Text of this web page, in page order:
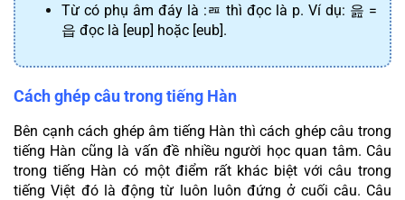
Từ có phụ âm đáy là :ㄿ thì đọc là p. Ví dụ: 읊
읍 đọc là [eup] hoặc [eub].
Cách ghép câu trong tiếng Hàn
Bên cạnh cách ghép âm tiếng Hàn thì cách ghép câu trong
tiếng Hàn cũng là vấn đề nhiều người học quan tâm. Câu
trong tiếng Hàn có một điểm rất khác biệt với câu trong
tiếng Việt đó là động từ luôn luôn đứng ở cuối câu. Câu